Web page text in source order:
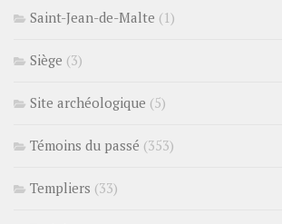
Saint-Jean-de-Malte (1)
Siège (3)
Site archéologique (5)
Témoins du passé (353)
Templiers (33)